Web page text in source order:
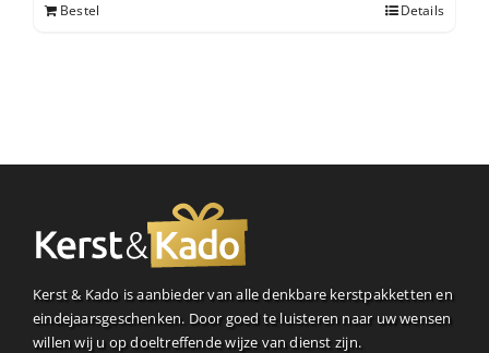
Bestel Details
Kerst & Kado is aanbieder van alle denkbare kerstpakketten en
eindejaarsgeschenken. Door goed te luisteren naar uw wensen
willen wij u op doeltreffende wijze van dienst zijn.